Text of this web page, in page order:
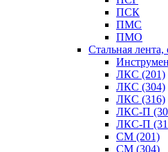
ПСК
ПМС
ПМО
Стальная
ЛКС (201)
ЛКС (304)
ЛКС (316)
ЛКС-П
ЛКС-П
СМ (201)
СМ (304)